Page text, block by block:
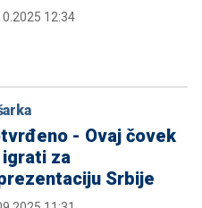
12:34
- Ovaj čovek
za
Srbije